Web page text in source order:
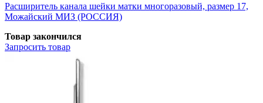
Расширитель канала шейки матки многоразовый, размер 17,
Можайский МИЗ (РОССИЯ)
Товар закончился
Запросить товар